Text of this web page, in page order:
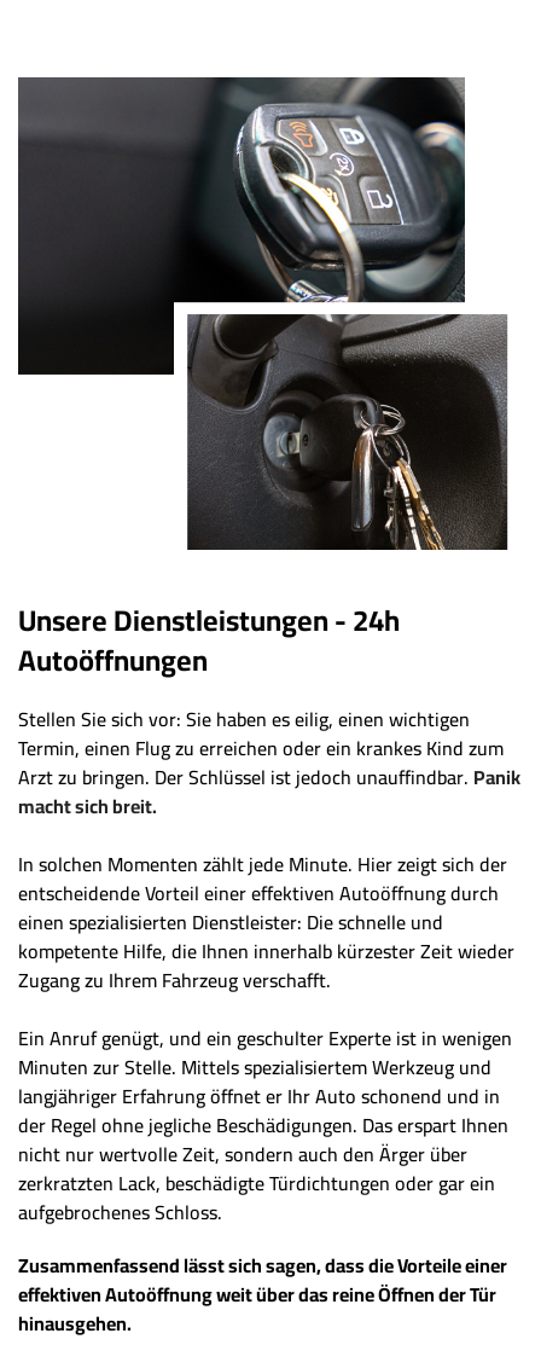
Unsere Dienstleistungen - 24h
Autoöffnungen
Stellen Sie sich vor: Sie haben es eilig, einen wichtigen
Termin, einen Flug zu erreichen oder ein krankes Kind zum
Arzt zu bringen. Der Schlüssel ist jedoch unauffindbar. Panik
macht sich breit.
In solchen Momenten zählt jede Minute. Hier zeigt sich der
entscheidende Vorteil einer effektiven Autoöffnung durch
einen spezialisierten Dienstleister: Die schnelle und
kompetente Hilfe, die Ihnen innerhalb kürzester Zeit wieder
Zugang zu Ihrem Fahrzeug verschafft.
Ein Anruf genügt, und ein geschulter Experte ist in wenigen
Minuten zur Stelle. Mittels spezialisiertem Werkzeug und
langjähriger Erfahrung öffnet er Ihr Auto schonend und in
der Regel ohne jegliche Beschädigungen. Das erspart Ihnen
nicht nur wertvolle Zeit, sondern auch den Ärger über
zerkratzten Lack, beschädigte Türdichtungen oder gar ein
aufgebrochenes Schloss.
Zusammenfassend lässt sich sagen, dass die Vorteile einer
effektiven Autoöffnung weit über das reine Öffnen der Tür
hinausgehen.